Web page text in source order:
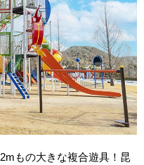
もの大きな複合遊具！昆